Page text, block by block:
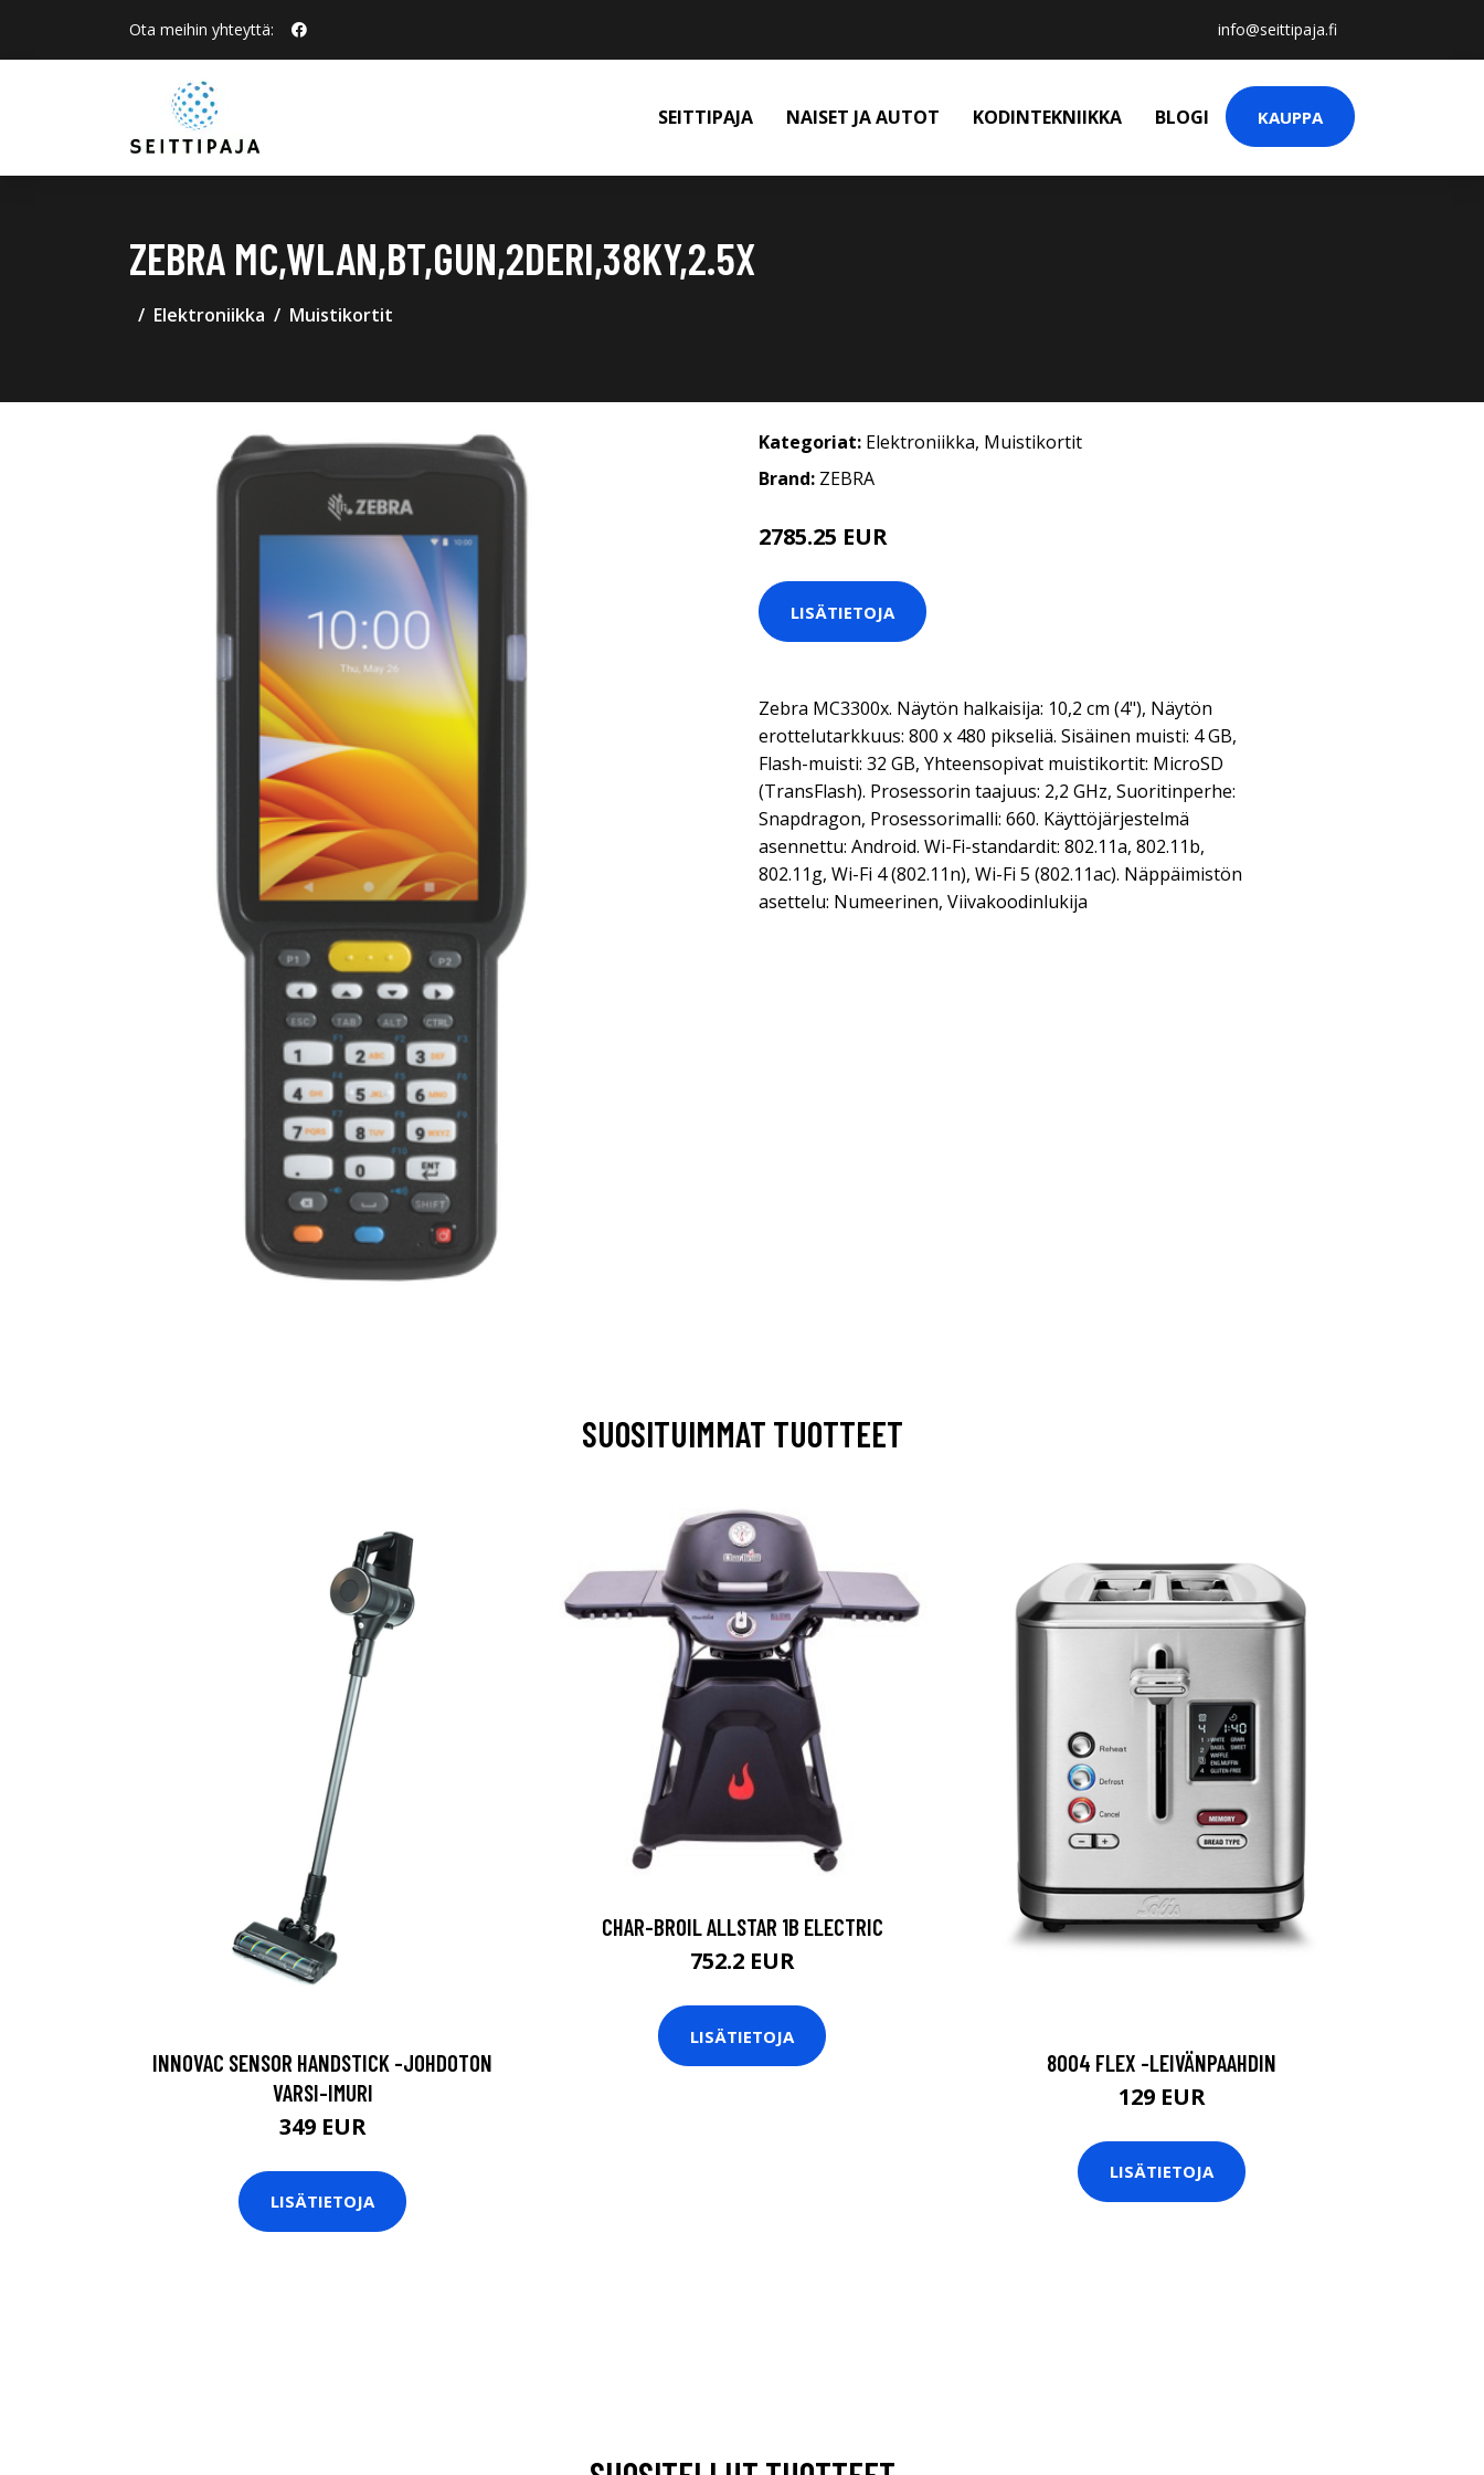
Ota meihin yhteyttä: info@seittipaja.fi
SEITTIPAJA NAISET JA AUTOT KODINTEKNIIKKA BLOGI KAUPPA
ZEBRA MC,WLAN,BT,GUN,2DERI,38KY,2.5X
Elektroniikka Muistikortit
Kategoriat: Elektroniikka, Muistikortit
Brand: ZEBRA
2785.25 EUR
LISÄTIETOJA
Zebra MC3300x. Näytön halkaisija: 10,2 cm (4"), Näytön
erottelutarkkuus: 800 x 480 pikseliä. Sisäinen muisti: 4 GB,
Flash-muisti: 32 GB, Yhteensopivat muistikortit: MicroSD
(TransFlash). Prosessorin taajuus: 2,2 GHz, Suoritinperhe:
Snapdragon, Prosessorimalli: 660. Käyttöjärjestelmä
asennettu: Android. Wi-Fi-standardit: 802.11a, 802.11b,
802.11g, Wi-Fi 4 (802.11n), Wi-Fi 5 (802.11ac). Näppäimistön
asettelu: Numeerinen, Viivakoodinlukija
SUOSITUIMMAT TUOTTEET
INNOVAC SENSOR HANDSTICK -JOHDOTON
VARSI-IMURI
349 EUR
LISÄTIETOJA
CHAR-BROIL ALLSTAR 1B ELECTRIC
752.2 EUR
LISÄTIETOJA
8004 FLEX -LEIVÄNPAAHDIN
129 EUR
LISÄTIETOJA